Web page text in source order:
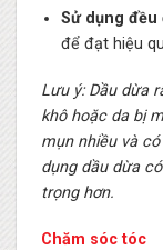
Sử dụng đều
để đạt hiệu
Lưu ý: Dầu dừa
khô hoặc da bị
mụn nhiều và
dụng dầu dừa
trọng hơn.
Chăm sóc tóc